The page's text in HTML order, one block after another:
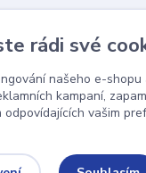
rádi své
našeho e-
kampaní,
vašim